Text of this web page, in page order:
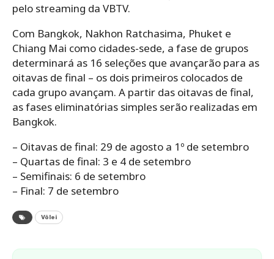
pelo streaming da VBTV.
Com Bangkok, Nakhon Ratchasima, Phuket e
Chiang Mai como cidades-sede, a fase de grupos
determinará as 16 seleções que avançarão para as
oitavas de final – os dois primeiros colocados de
cada grupo avançam. A partir das oitavas de final,
as fases eliminatórias simples serão realizadas em
Bangkok.
– Oitavas de final: 29 de agosto a 1º de setembro
– Quartas de final: 3 e 4 de setembro
– Semifinais: 6 de setembro
– Final: 7 de setembro
Vôlei